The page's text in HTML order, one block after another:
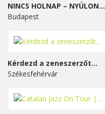
NINCS HOLNAP – NYÚLON...
Budapest
Kérdezd a zeneszerzőt...
Székesfehérvár